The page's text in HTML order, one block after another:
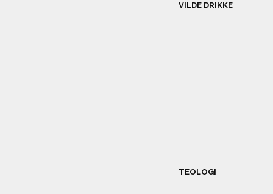
VILDE DRIKKE
TEOLOGI